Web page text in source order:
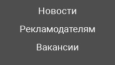
Новости
Рекламодателям
Вакансии